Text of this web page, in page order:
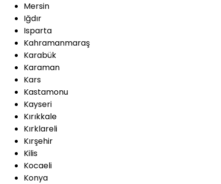
Mersin
Iğdır
Isparta
Kahramanmaraş
Karabük
Karaman
Kars
Kastamonu
Kayseri
Kırıkkale
Kırklareli
Kırşehir
Kilis
Kocaeli
Konya